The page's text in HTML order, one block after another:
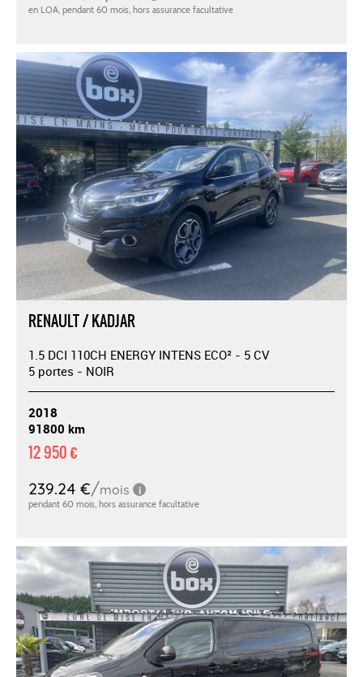
RENAULT / KADJAR
1.5 DCI 110CH ENERGY INTENS ECO² - 5 CV
5 portes - NOIR
2018
91800 km
12 950 €